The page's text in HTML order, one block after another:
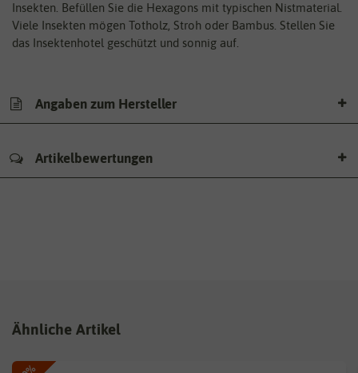
Insekten. Befüllen Sie die Hexagons mit typischen Nistmaterial.
Viele Insekten mögen Totholz, Stroh oder Bambus. Stellen Sie
das Insektenhotel geschützt und sonnig auf.
Angaben zum Hersteller
Artikelbewertungen
Ähnliche Artikel